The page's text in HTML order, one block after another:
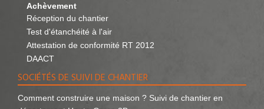
Achèvement
Réception du chantier
Test d'étanchéité à l'air
Attestation de conformité RT 2012
DAACT
SOCIÉTÉS DE SUIVI DE CHANTIER
Comment construire une maison ? Suivi de chantier en